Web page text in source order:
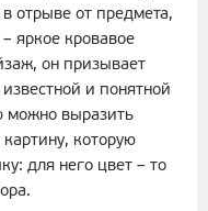
отрыве от предмета,
яркое кровавое
он призывает
и понятной
можно выразить
которую
для него цвет – то